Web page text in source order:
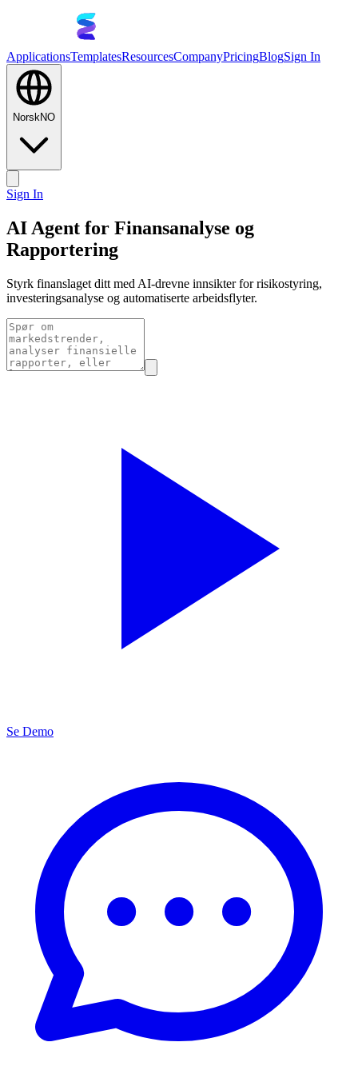
ApplicationsTemplatesResourcesCompanyPricingBlogSign In
NorskNO
Sign In
AI Agent for Finansanalyse og
Rapportering
Styrk finanslaget ditt med AI-drevne innsikter for risikostyring,
investeringsanalyse og automatiserte arbeidsflyter.
Se Demo